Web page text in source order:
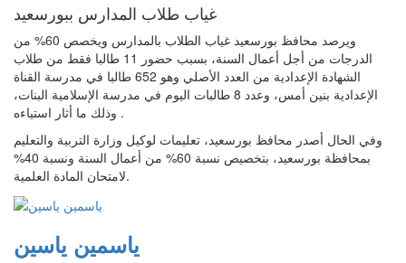
غياب طلاب المدارس ببورسعيد
ويرصد محافظ بورسعيد غياب الطلاب بالمدارس ويخصص 60% من
الدرجات من أجل أعمال السنة، بسبب حضور 11 طالبا فقط من طلاب
الشهادة الإعدادية من العدد الأصلي وهو 652 طالبا في مدرسة القناة
الإعدادية بنين أمس، وعدد 8 طالبات اليوم في مدرسة الإسلامية البنات،
وذلك ما أثار استياءه .
وفي الحال أصدر محافظ بورسعيد، تعليمات لوكيل وزارة التربية والتعليم
بمحافظة بورسعيد، بتخصيص نسبة 60% من أعمال السنة ونسبة 40%
لامتحان المادة العلمية.
ياسمين ياسين